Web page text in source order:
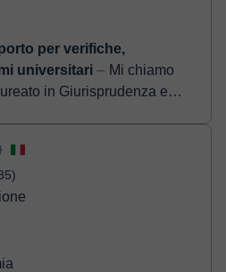
per verifiche,
universitari ⏤ Mi chiamo
in Giurisprudenza e